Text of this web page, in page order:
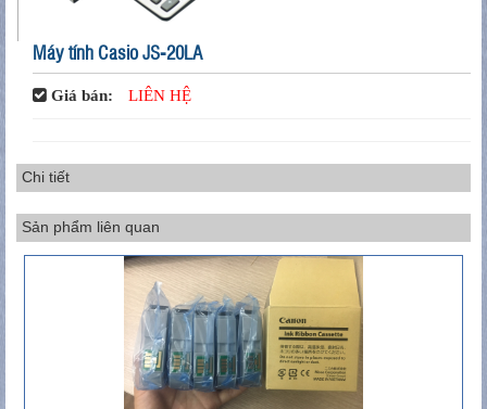
Máy tính Casio JS-20LA
Giá bán: LIÊN HỆ
Chi tiết
Sản phẩm liên quan